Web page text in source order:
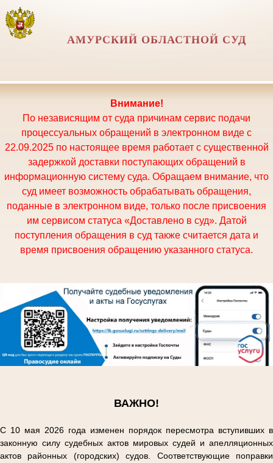
АМУРСКИЙ ОБЛАСТНОЙ СУД
Внимание!
По независящим от суда причинам сервис подачи
процессуальных обращений в электронном виде с
22.09.2025 по настоящее время работает с существенной
задержкой доставки поступающих обращений в
информационную систему суда. Обращаем внимание, что
суд имеет возможность обрабатывать обращения,
поданные в электронном виде, только после присвоения
им сервисом статуса «Доставлено в суд». Датой
поступления обращения в суд также считается дата и
время присвоения обращению указанного статуса.
ВАЖНО!
С 10 мая 2026 года изменен порядок пересмотра вступивших в
законную силу судебных актов мировых судей и апелляционных
актов районных (городских) судов. Соответствующие поправки